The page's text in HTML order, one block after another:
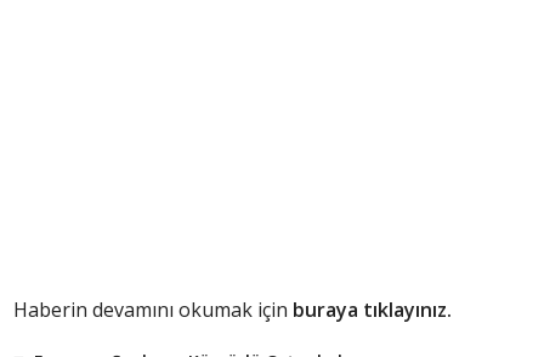
Haberin devamını okumak için buraya tıklayınız.